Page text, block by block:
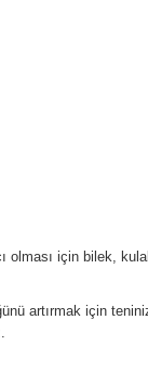
olması için bilek,
artırmak için